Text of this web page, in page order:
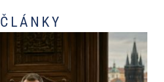
ČLÁNKY